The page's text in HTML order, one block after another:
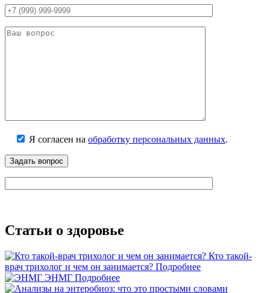
Я согласен на обработку персональных данных.
Статьи о здоровье
Кто такой-
врач трихолог и чем он занимается? Подробнее
ЭНМГ Подробнее